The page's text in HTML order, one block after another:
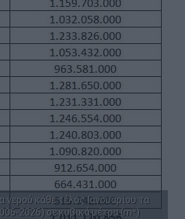
νερού κάθε τέλος Ιανουαρίου τα
2026) σε κυβικά μέτρα (m³)